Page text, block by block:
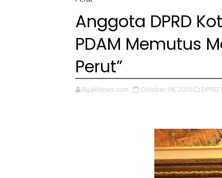
Anggota DPRD
PDAM Memutus
Perut”
BijakNews.com Oktober 08, 2020 DPRD